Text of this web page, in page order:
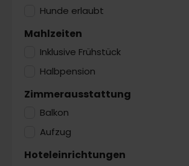
Hunde erlaubt
Mahlzeiten
Inklusive Frühstück
Halbpension
Zimmerausstattung
Balkon
Aufzug
Hoteleinrichtungen